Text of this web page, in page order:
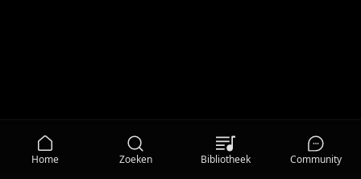
Home Zoeken Bibliotheek Community